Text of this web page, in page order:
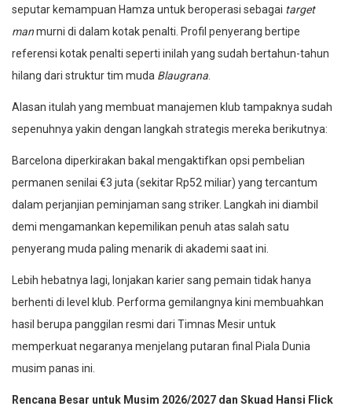
seputar kemampuan Hamza untuk beroperasi sebagai target
manmurni di dalam kotak penalti. Profil penyerang bertipe
referensi kotak penalti seperti inilah yang sudah bertahun-tahun
hilang dari struktur tim muda Blaugrana
Alasan itulah yang membuat manajemen klub tampaknya sudah
sepenuhnya yakin dengan langkah strategis mereka berikutnya:
Barcelona diperkirakan bakal mengaktifkan opsi pembelian
permanen senilai €3 juta (sekitar Rp52 miliar) yang tercantum
dalam perjanjian peminjaman sang striker. Langkah ini diambil
demi mengamankan kepemilikan penuh atas salah satu
penyerang muda paling menarik di akademi saat ini.
Lebih hebatnya lagi, lonjakan karier sang pemain tidak hanya
berhenti di level klub. Performa gemilangnya kini membuahkan
hasil berupa panggilan resmi dari Timnas Mesir untuk
memperkuat negaranya menjelang putaran final Piala Dunia
musim panas ini.
Rencana Besar untuk Musim 2026/2027 dan Skuad Hansi Flick